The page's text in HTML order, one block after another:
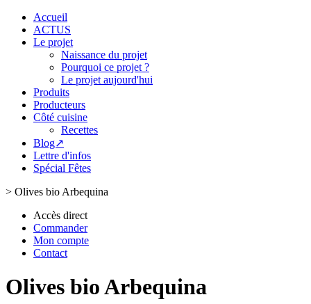
Accueil
ACTUS
Le projet
Naissance du projet
Pourquoi ce projet ?
Le projet aujourd'hui
Produits
Producteurs
Côté cuisine
Recettes
Blog↗
Lettre d'infos
Spécial Fêtes
> Olives bio Arbequina
Accès direct
Commander
Mon compte
Contact
Olives bio Arbequina